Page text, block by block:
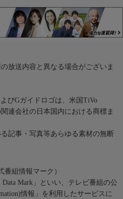
放送内容と異なる場合がございま
びGガイドロゴは、米国TiVo
連会社の日本国内における商標ま
記事・写真等あらゆる素材の無断
番組情報マーク）
Mark」といい、テレビ番組の公
情報」を利用したサービスに